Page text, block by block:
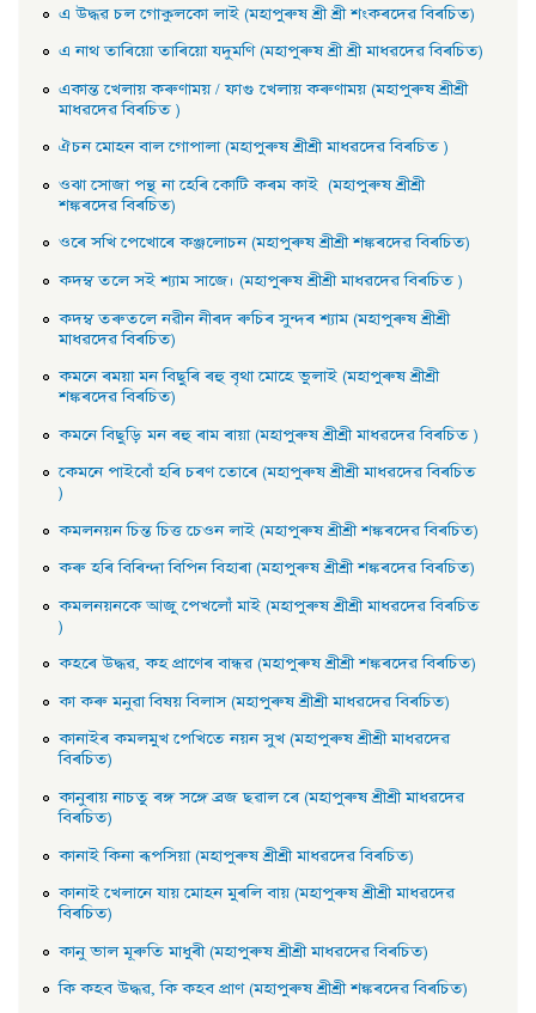
এ উদ্ধৱ চল গােকুলকো লাই (মহাপুৰুষ শ্ৰী শ্ৰী শংকৰদেৱ বিৰচিত)
এ নাথ তাৰিয়াে তাৰিয়াে যদুমণি (মহাপুৰুষ শ্ৰী শ্ৰী মাধৱদেৱ বিৰচিত)
একান্ত খেলায় কৰুণাময় / ফাগু খেলায় কৰুণাময় (মহাপুৰুষ শ্ৰীশ্ৰী
মাধৱদেৱ বিৰচিত )
ঐচন মােহন বাল গােপালা (মহাপুৰুষ শ্ৰীশ্ৰী মাধৱদেৱ বিৰচিত )
ওঝা সােজা পন্থ না হেৰি কোটি কৰম কাই (মহাপুৰুষ শ্ৰীশ্ৰী
শঙ্কৰদেৱ বিৰচিত)
ওৰে সখি পেখােৰে কঞ্জলােচন (মহাপুৰুষ শ্ৰীশ্ৰী শঙ্কৰদেৱ বিৰচিত)
কদম্ব তলে সই শ্যাম সাজে। (মহাপুৰুষ শ্ৰীশ্ৰী মাধৱদেৱ বিৰচিত )
কদম্ব তৰুতলে নৱীন নীৰদ ৰুচিৰ সুন্দৰ শ্যাম (মহাপুৰুষ শ্ৰীশ্ৰী
মাধৱদেৱ বিৰচিত)
কমনে ৰময়া মন বিছুৰি ৰহু বৃথা মােহে ভুলাই (মহাপুৰুষ শ্ৰীশ্ৰী
শঙ্কৰদেৱ বিৰচিত)
কমনে বিছুড়ি মন ৰহু ৰাম ৰায়া (মহাপুৰুষ শ্ৰীশ্ৰী মাধৱদেৱ বিৰচিত )
কেমনে পাইবোঁ হৰি চৰণ তােৰে (মহাপুৰুষ শ্ৰীশ্ৰী মাধৱদেৱ বিৰচিত
)
কমলনয়ন চিন্ত চিত্ত চেওন লাই (মহাপুৰুষ শ্ৰীশ্ৰী শঙ্কৰদেৱ বিৰচিত)
কৰু হৰি বিৰিন্দা বিপিন বিহাৰা (মহাপুৰুষ শ্ৰীশ্ৰী শঙ্কৰদেৱ বিৰচিত)
কমলনয়নকে আজু পেখলোঁ মাই (মহাপুৰুষ শ্ৰীশ্ৰী মাধৱদেৱ বিৰচিত
)
কহৰে উদ্ধৱ, কহ প্রাণেৰ বান্ধৱ (মহাপুৰুষ শ্ৰীশ্ৰী শঙ্কৰদেৱ বিৰচিত)
কা কৰু মনুৱা বিষয় বিলাস (মহাপুৰুষ শ্ৰীশ্ৰী মাধৱদেৱ বিৰচিত)
কানাইৰ কমলমুখ পেখিতে নয়ন সুখ (মহাপুৰুষ শ্ৰীশ্ৰী মাধৱদেৱ
বিৰচিত)
কানুৰায় নাচতু ৰঙ্গ সঙ্গে ব্রজ ছৱাল ৰে (মহাপুৰুষ শ্ৰীশ্ৰী মাধৱদেৱ
বিৰচিত)
কানাই কিনা ৰূপসিয়া (মহাপুৰুষ শ্ৰীশ্ৰী মাধৱদেৱ বিৰচিত)
কানাই খেলানে যায় মােহন মুৰলি বায় (মহাপুৰুষ শ্ৰীশ্ৰী মাধৱদেৱ
বিৰচিত)
কানু ভাল মূৰুতি মাধুৰী (মহাপুৰুষ শ্ৰীশ্ৰী মাধৱদেৱ বিৰচিত)
কি কহব উদ্ধৱ, কি কহব প্রাণ (মহাপুৰুষ শ্ৰীশ্ৰী শঙ্কৰদেৱ বিৰচিত)